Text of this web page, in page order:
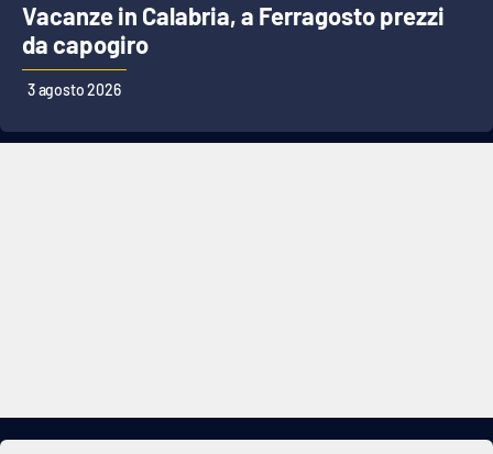
Vacanze in Calabria, a Ferragosto prezzi
da capogiro
3 agosto 2026